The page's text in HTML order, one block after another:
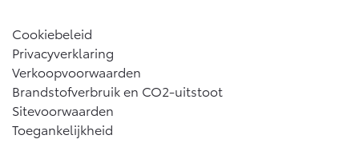
Cookiebeleid
Privacyverklaring
Verkoopvoorwaarden
Brandstofverbruik en CO2-uitstoot
Sitevoorwaarden
Toegankelijkheid